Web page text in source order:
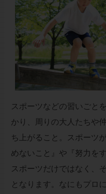
スポーツなどの習いごと
かり、周りの大人たちや
ち上がること。スポーツ
めないこと』や『努力を
スポーツだけではなく、
となります。なにもプロ